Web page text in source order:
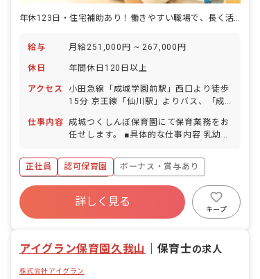
年休123日・住宅補助あり！働きやすい職場で、長く活躍しませんか
給与 月給251,000円 ~ 267,000円
休日 年間休日120日以上
アクセス
小田急線「成城学園前駅」西口より徒歩
15分 京王線「仙川駅」よりバス、「成
バイク・自転車通勤可（無料の駐輪スペ
ースあり。自動車利用の方は近隣の月極
仕事内容 成城つくしんぼ保育園にて保育業務をお
任せします。 ■具体的な仕事内容 乳幼児
を経験していきます。 ・身の回りのケア
と安全確認 ・発達を促す遊びと学習のサ
ポート ・イベントの企画や実施 ・保護
者との良好なコミュニケーション ・日報
や育成計画の策定など ※ピアノ演奏をす
る機会はありません。ピアノが苦手な方
顔を覚えることから始めて行きましょ
正社員 認可保育園
ボーナス・賞与あり
年間休日120日以上
寮・住宅・家賃補助あり
社会保険完備
残業少なめ
詳しく見る
キープ
アイグラン保育園久我山 保育士の求人
株式会社アイグラン